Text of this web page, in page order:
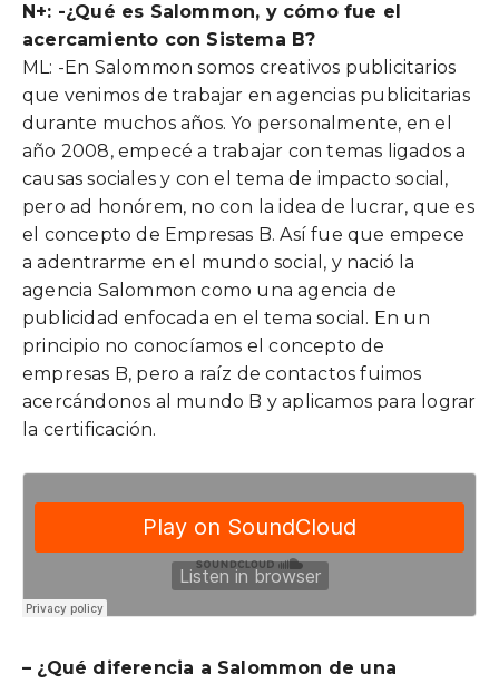
N+: -¿Qué es Salommon, y cómo fue el
acercamiento con Sistema B?
ML: -En Salommon somos creativos publicitarios
que venimos de trabajar en agencias publicitarias
durante muchos años. Yo personalmente, en el
año 2008, empecé a trabajar con temas ligados a
causas sociales y con el tema de impacto social,
pero ad honórem, no con la idea de lucrar, que es
el concepto de Empresas B. Así fue que empece
a adentrarme en el mundo social, y nació la
agencia Salommon como una agencia de
publicidad enfocada en el tema social. En un
principio no conocíamos el concepto de
empresas B, pero a raíz de contactos fuimos
acercándonos al mundo B y aplicamos para lograr
la certificación.
– ¿Qué diferencia a Salommon de una